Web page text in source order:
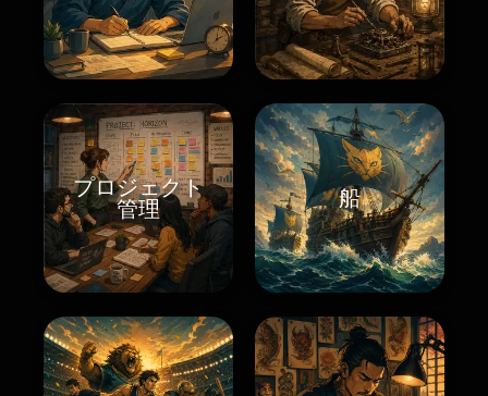
プロジェクト
管理
船